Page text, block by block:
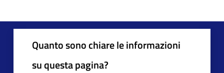
Quanto sono chiare le informazioni
su questa pagina?